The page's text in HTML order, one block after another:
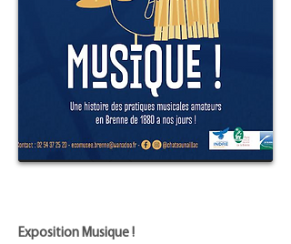
Exposition Musique !